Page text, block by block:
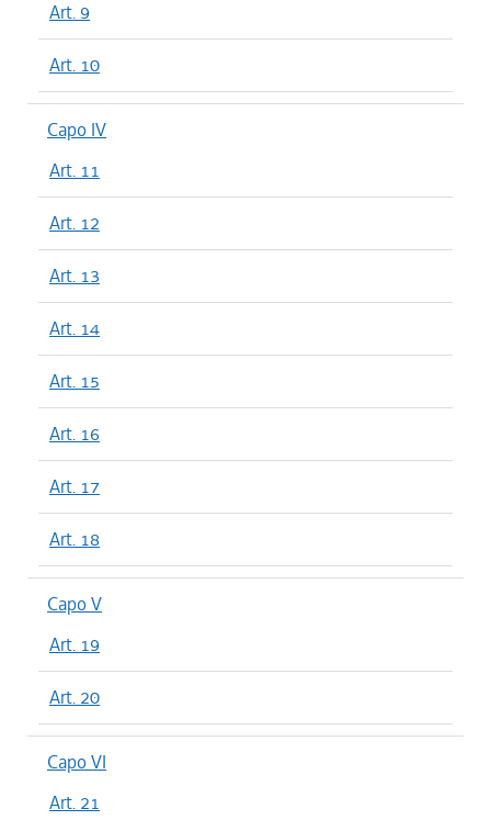
Art. 9
Art. 10
Capo IV
Art. 11
Art. 12
Art. 13
Art. 14
Art. 15
Art. 16
Art. 17
Art. 18
Capo V
Art. 19
Art. 20
Capo VI
Art. 21